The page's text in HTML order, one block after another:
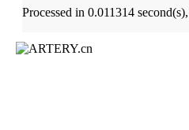
Processed in 0.011314